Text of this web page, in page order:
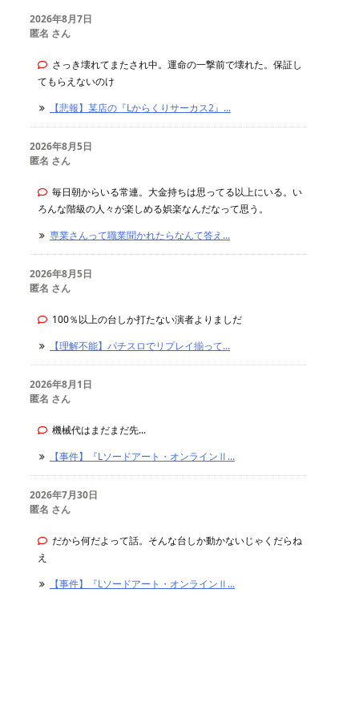
2026年8月7日
匿名 さん
さっき壊れてまたされ中。運命の一撃前で壊れた。保証し
てもらえないのけ
【悲報】某店の『Lからくりサーカス2』...
2026年8月5日
匿名 さん
毎日朝からいる常連。大金持ちは思ってる以上にいる。い
ろんな階級の人々が楽しめる娯楽なんだなって思う。
専業さんって職業聞かれたらなんて答え...
2026年8月5日
匿名 さん
100％以上の台しか打たない演者よりましだ
【理解不能】パチスロでリプレイ揃って...
2026年8月1日
匿名 さん
機械代はまだまだ先...
【事件】『Lソードアート・オンラインⅡ...
2026年7月30日
匿名 さん
だから何だよって話。そんな台しか動かないじゃくだらね
え
【事件】『Lソードアート・オンラインⅡ...